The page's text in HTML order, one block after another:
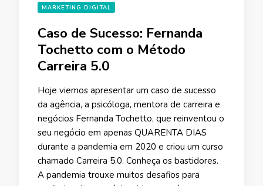
MARKETING DIGITAL
Caso de Sucesso: Fernanda
Tochetto com o Método
Carreira 5.0
Hoje viemos apresentar um caso de sucesso
da agência, a psicóloga, mentora de carreira e
negócios Fernanda Tochetto, que reinventou o
seu negócio em apenas QUARENTA DIAS
durante a pandemia em 2020 e criou um curso
chamado Carreira 5.0. Conheça os bastidores.
A pandemia trouxe muitos desafios para